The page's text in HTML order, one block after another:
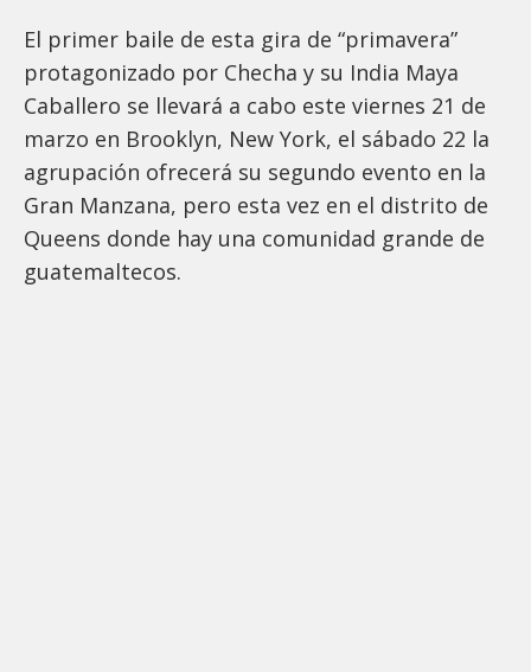
El primer baile de esta gira de “primavera”
protagonizado por Checha y su India Maya
Caballero se llevará a cabo este viernes 21 de
marzo en Brooklyn, New York, el sábado 22 la
agrupación ofrecerá su segundo evento en la
Gran Manzana, pero esta vez en el distrito de
Queens donde hay una comunidad grande de
guatemaltecos.